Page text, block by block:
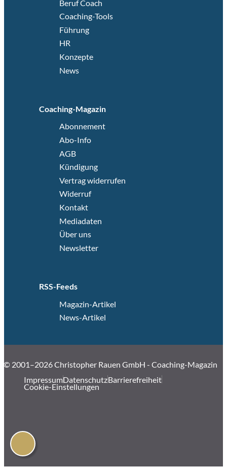
Beruf Coach
Coaching-Tools
Führung
HR
Konzepte
News
Coaching-Magazin
Abonnement
Abo-Info
AGB
Kündigung
Vertrag widerrufen
Widerruf
Kontakt
Mediadaten
Über uns
Newsletter
RSS-Feeds
Magazin-Artikel
News-Artikel
© 2001–2026 Christopher Rauen GmbH - Coaching-Magazin
ImpressumDatenschutzBarrierefreiheit
Cookie-Einstellungen